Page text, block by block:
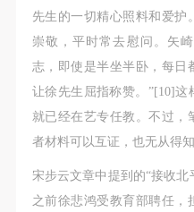
先生的一切精心照料和爱护
崇敬，平时常去慰问。矢
志，即使是半坐半卧，每日
让徐先生屈指称赞。”[10]
就已经在艺专任教。不过，
者材料可以互证，也无从得
宋步云文章中提到的“接收北
之前徐悲鸿受教育部聘任，